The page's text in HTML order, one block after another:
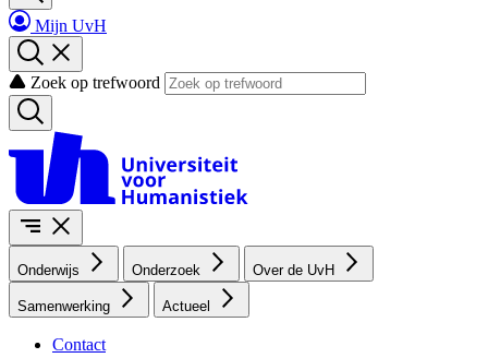
Mijn UvH
Zoek op trefwoord
Onderwijs Onderzoek Over de UvH
Samenwerking Actueel
Contact